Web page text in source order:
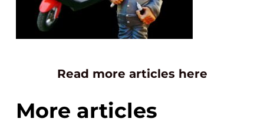
Read more articles here
More articles